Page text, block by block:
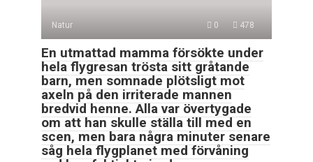
Natur 0 478
En utmattad mamma försökte under
hela flygresan trösta sitt gråtande
barn, men somnade plötsligt mot
axeln på den irriterade mannen
bredvid henne. Alla var övertygade
om att han skulle ställa till med en
scen, men bara några minuter senare
såg hela flygplanet med förvåning